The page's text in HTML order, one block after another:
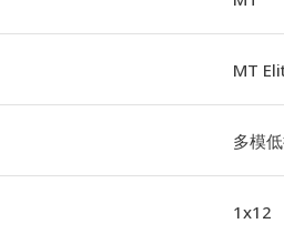
MT
多模
1x12